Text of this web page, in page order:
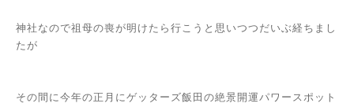
神社なので祖母の喪が明けたら行こうと思いつつだいぶ経ちまし
たが
その間に今年の正月にゲッターズ飯田の絶景開運パワースポット